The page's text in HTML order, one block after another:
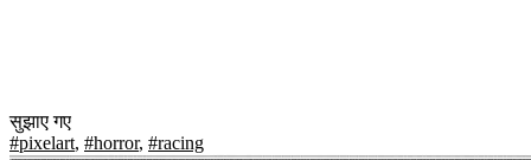
सुझाए गए
#pixelart, #horror, #racing